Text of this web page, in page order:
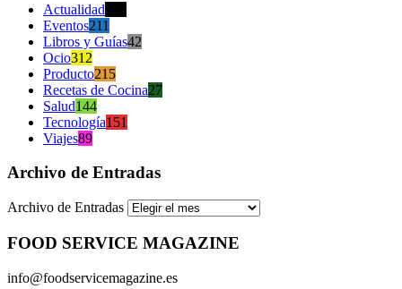
Actualidad
Eventos211
Libros y Guías42
Ocio312
Producto215
Recetas de Cocina27
Salud144
Tecnología151
Viajes89
Archivo de Entradas
Archivo de Entradas
FOOD SERVICE MAGAZINE
info@foodservicemagazine.es